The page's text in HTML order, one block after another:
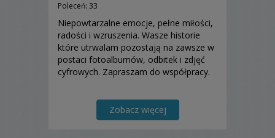
Poleceń: 33
Niepowtarzalne emocje, pełne miłości,
radości i wzruszenia. Wasze historie
które utrwalam pozostają na zawsze w
postaci fotoalbumów, odbitek i zdjęć
cyfrowych. Zapraszam do współpracy.
Zobacz więcej